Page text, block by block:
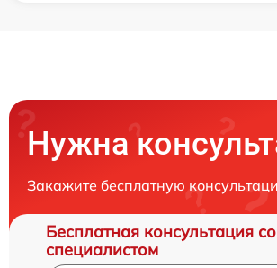
Нужна
Закажите бесплатную
Бесплатная консультация со
специалистом